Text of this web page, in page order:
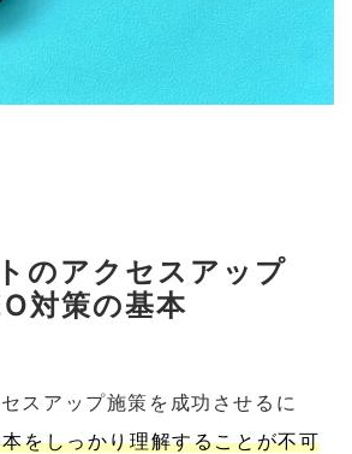
のアクセスアップ
対策の基本
スアップ施策を成功させるに
をしっかり理解することが不可